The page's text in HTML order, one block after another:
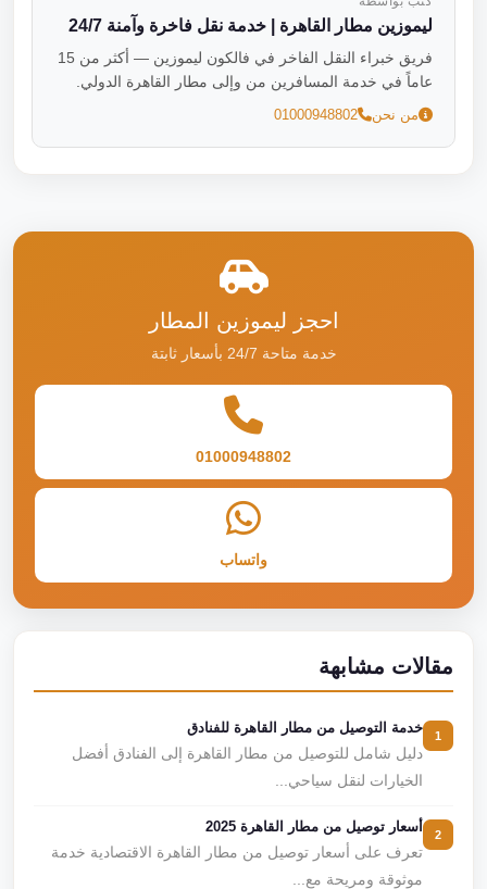
ليموزين مطار القاهرة | خدمة نقل فاخرة وآمنة 24/7
فريق خبراء النقل الفاخر في فالكون ليموزين — أكثر من 15
عاماً في خدمة المسافرين من وإلى مطار القاهرة الدولي.
من نحن 01000948802
احجز ليموزين المطار
خدمة متاحة 24/7 بأسعار ثابتة
01000948802
واتساب
مقالات مشابهة
خدمة التوصيل من مطار القاهرة للفنادق
دليل شامل للتوصيل من مطار القاهرة إلى الفنادق أفضل
الخيارات لنقل سياحي...
أسعار توصيل من مطار القاهرة 2025
تعرف على أسعار توصيل من مطار القاهرة الاقتصادية خدمة
موثوقة ومريحة مع...